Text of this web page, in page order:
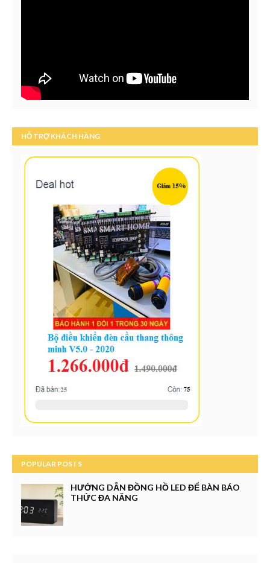
HỖ TRỢ KHÁCH HÀNG
POPULAR POSTS
HƯỚNG DẪN ĐỒNG HỒ LED ĐỂ BÀN BÁO
THỨC ĐA NĂNG